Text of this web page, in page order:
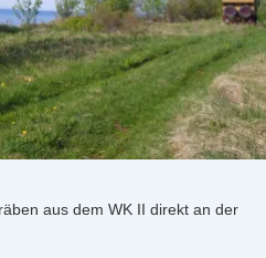
aus dem WK II direkt an der